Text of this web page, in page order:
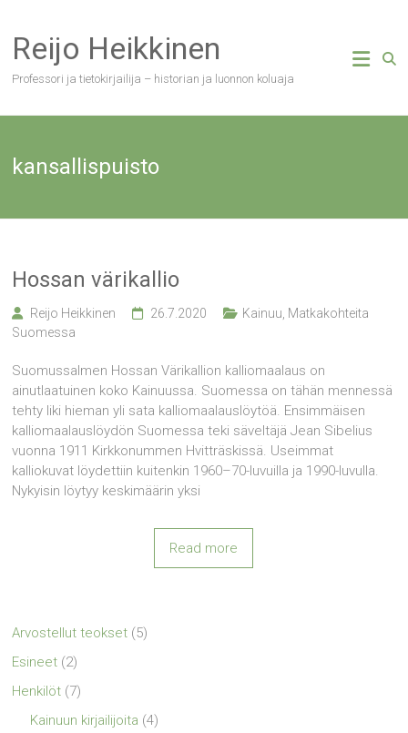
content
Reijo Heikkinen
Professori ja tietokirjailija – historian ja luonnon koluaja
kansallispuisto
Hossan värikallio
Reijo Heikkinen 26.7.2020 Kainuu Matkakohteita
Suomessa
Suomussalmen Hossan Värikallion kalliomaalaus on
ainutlaatuinen koko Kainuussa. Suomessa on tähän mennessä
tehty liki hieman yli sata kalliomaalauslöytöä. Ensimmäisen
kalliomaalauslöydön Suomessa teki säveltäjä Jean Sibelius
vuonna 1911 Kirkkonummen Hvitträskissä. Useimmat
kalliokuvat löydettiin kuitenkin 1960–70-luvuilla ja 1990-luvulla.
Nykyisin löytyy keskimäärin yksi
Read more
Arvostellut teokset (5)
Esineet (2)
Henkilöt (7)
Kainuun kirjailijoita (4)